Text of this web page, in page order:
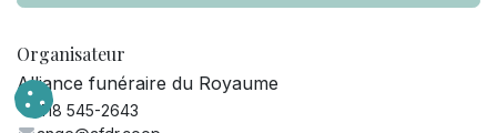
Organisateur
Alliance funéraire du Royaume
418 545-2643